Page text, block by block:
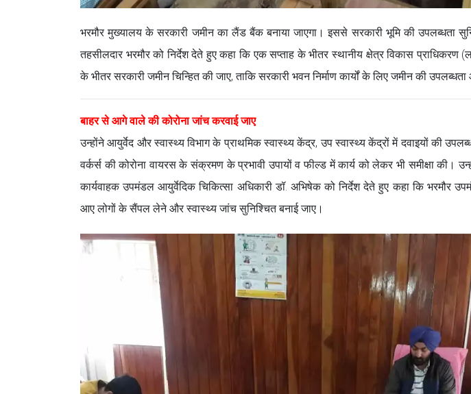
भरमौर मुख्यालय के सरकारी जमीन का लैंड बैंक बनाया जाएगा। इससे सरकारी भूमि की उपलब्धता
तहसीलदार भरमौर को निर्देश देते हुए कहा कि एक सप्ताह के भीतर स्थानीय क्षेत्र विकास
के भीतर सरकारी जमीन चिन्हित की जाए, ताकि सरकारी भवन निर्माण कार्यों के लिए जमीन की
बाहर से आगे वाले की कोरोना जांच करवाई जाए
उन्होंने आयुर्वेद और स्वास्थ्य विभाग के प्राथमिक स्वास्थ्य केंद्र, उप स्वास्थ्य केंद्रों में दवाइयों की
वर्कर्स की कोरोना वायरस के संक्रमण के प्रभावी उपायों व फील्ड में कार्य को लेकर भी समीक्षा की।
कार्यवाहक उपमंडल आयुर्वेदिक चिकित्सा अधिकारी डॉ. अभिषेक को निर्देश देते हुए कहा कि भरमौर
आए लोगों के सैंपल लेने और स्वास्थ्य जांच सुनिश्चित बनाई जाए।